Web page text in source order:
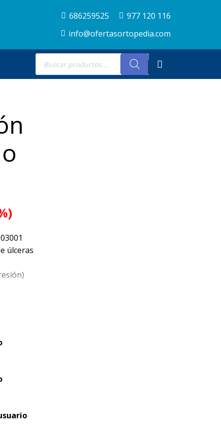
686259525
977 120 116
info@ofertasortopedia.com
Búsqueda
de
productos
úlceras
80,